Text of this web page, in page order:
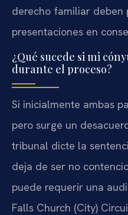
derecho familiar deben
presentaciones en
¿Qué sucede si mi
durante el proceso?
Si inicialmente ambas
pero surge un
tribunal dicte la
deja de ser no
puede requerir una
Falls Church (City)